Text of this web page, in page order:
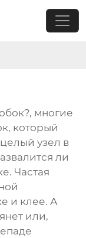
многие
который
узел в
ли
Частая
и клее. А
или,